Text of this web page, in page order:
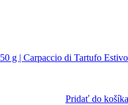
g | Carpaccio di Tartufo Estivo
Pridať do košíka